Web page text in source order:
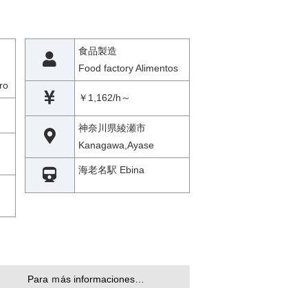
食品製造
Food factory Alimentos
￥1,162/h～
神奈川県綾瀬市
Kanagawa,Ayase
海老名駅 Ebina
Para ｍás informaciones…